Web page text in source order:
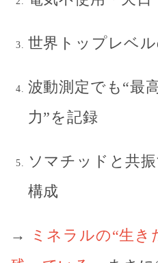
世界トップレベ
波動測定でも“最
力”を記録
ソマチッドと共
構成
→
ミネラルの“生き